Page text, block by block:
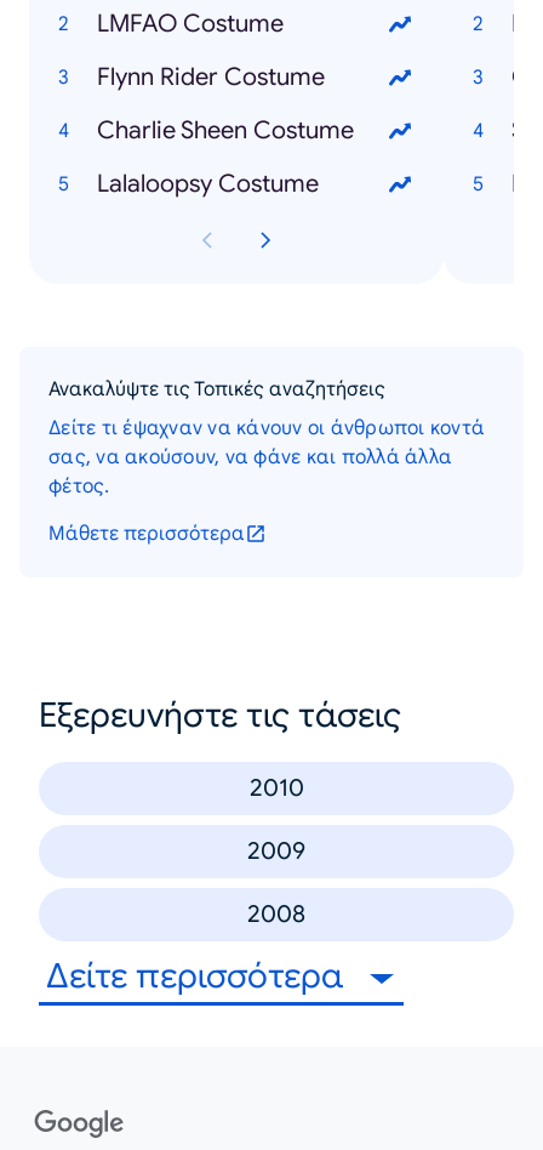
LMFAO Costume
Flynn Rider Costume
Charlie Sheen Costume
Lalaloopsy Costume
Ανακαλύψτε τις Τοπικές αναζητήσεις
Δείτε τι έψαχναν να κάνουν οι άνθρωποι κοντά
σας, να ακούσουν, να φάνε και πολλά άλλα
φέτος.
Μάθετε περισσότερα
Εξερευνήστε τις τάσεις
2010
2009
2008
Δείτε περισσότερα